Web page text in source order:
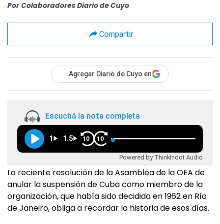
Por Colaboradores Diario de Cuyo
Compartir
Agregar Diario de Cuyo en
Escuchá la nota completa
1 1.5 10 10
Powered by Thinkindot Audio
La reciente resolución de la Asamblea de la OEA de
anular la suspensión de Cuba como miembro de la
organización, que había sido decidida en 1962 en Río
de Janeiro, obliga a recordar la historia de esos días.